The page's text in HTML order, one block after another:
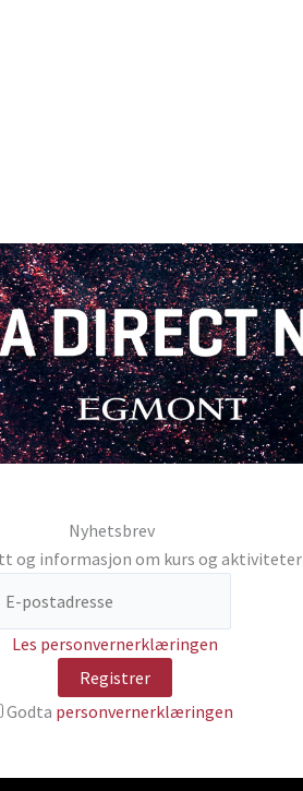
Nyhetsbrev
og informasjon om kurs og aktiviteter
Les personvernerklæringen
Godta personvernerklæringen